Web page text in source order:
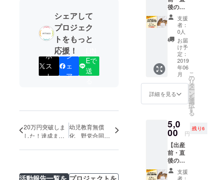
シェアして
プロジェク
トをもっと
応援！
ポ
ス
ト
シ
ェ
ア
Eで
送
20万円突破しま
した！達成まで
の）140万円！
幼児教育無償
化 野党合同ヒ
しました
活動報告一覧を プロジェクトを
会場ま
での交
通費お
よびお
茶代に
ついて
は、支
援者様
にてご
負担い
ただき
うお願
い申し
ウ、取
得後や
復職後
の準備
など、
ハウ
ツーを
学びな
がら、
参加者
同士で
繋が
す。子
連れ参
加OKで
す！ ※
会場ま
での交
通費お
日の１
日
(B)19:4
21:00
育児の
イメー
ジを膨
らまそ
所：渋
谷男女
ティセ
ンター
リス＞
対象：
出産
前・直
後のパ
後のパ
パへ
（新企
画）】
助産師
難波直
子さん
の「父
親･両親
学級」
日時：6
月7日
（金）
内容：
(A)18:3
0～
19:45
お産の
日の１
日
(B)19:4
支援
者：
0人
お届
け予
定：
2019
年06
月
詳細を見る
こ
の
リ
タ
ー
ン
を
選
択
す
る
5,0
00 円
残り6
【出産
前・直
後のパ
パへ
（新企
支援
者：